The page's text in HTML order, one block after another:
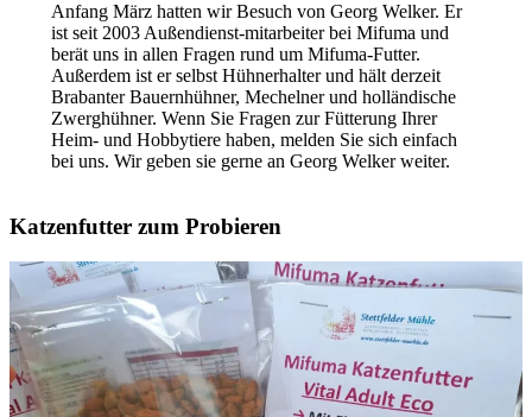
Anfang März hatten wir Besuch von Georg Welker. Er
ist seit 2003 Außendienst-mitarbeiter bei Mifuma und
berät uns in allen Fragen rund um Mifuma-Futter.
Außerdem ist er selbst Hühnerhalter und hält derzeit
Brabanter Bauernhühner, Mechelner und holländische
Zwerghühner. Wenn Sie Fragen zur Fütterung Ihrer
Heim- und Hobbytiere haben, melden Sie sich einfach
bei uns. Wir geben sie gerne an Georg Welker weiter.
Katzenfutter zum Probieren